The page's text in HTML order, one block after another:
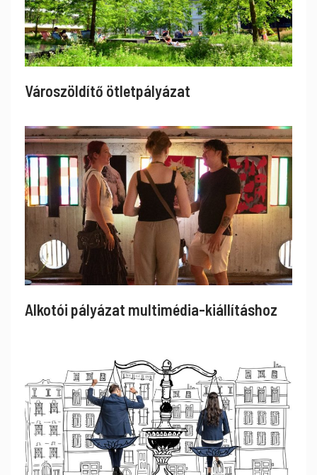
Városzöldítő ötletpályázat
Alkotói pályázat multimédia-kiállításhoz